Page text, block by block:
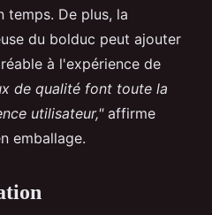
temps. De plus, la
du bolduc peut ajouter
à l'expérience de
de qualité font toute la
utilisateur,"affirme
emballage.